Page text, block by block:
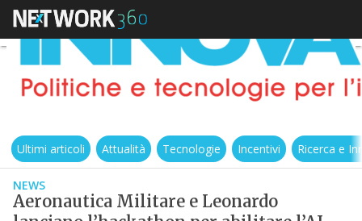
Ultimi articoli Attualità Tecnologie Incentivi Ricerca e
NEWS
Aeronautica Militare e Leonardo